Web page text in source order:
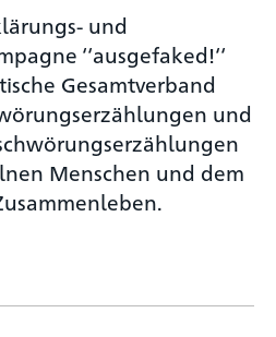
und
‘‘ausgefaked!‘‘
Gesamtverband
und
Menschen und dem